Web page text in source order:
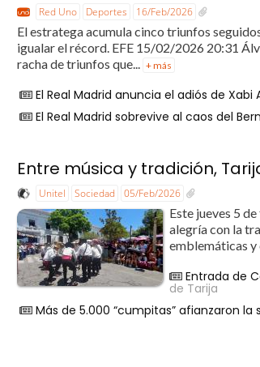
Red Uno Deportes 16/Feb/2026
El estratega acumula cinco triunfos
igualar el récord. EFE 15/02/2026 20:31
racha de triunfos que... + más
El Real Madrid anuncia el adiós de
El Real Madrid sobrevive al caos del
Entre música y tradición,
Unitel Sociedad 05/Feb/2026
Este jueves 5
alegría con la
emblemáticas y
Entrada de
de Tarija
Más de 5.000 “cumpitas” afianzaron